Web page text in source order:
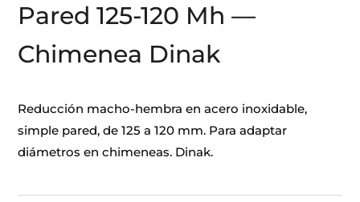
Pared 125-120 Mh —
Chimenea Dinak
Reducción macho-hembra en acero inoxidable,
simple pared, de 125 a 120 mm. Para adaptar
diámetros en chimeneas. Dinak.